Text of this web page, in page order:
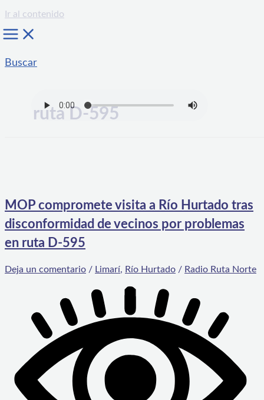
Ir al contenido
Buscar
ruta D-595
MOP compromete visita a Río Hurtado tras
disconformidad de vecinos por problemas
en ruta D-595
Deja un comentario / Limarí, Río Hurtado / Radio Ruta Norte